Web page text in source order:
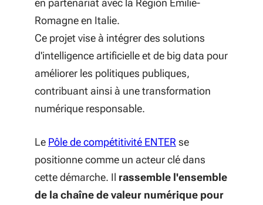
en partenariat avec la Région Émilie-
Romagne en Italie.
Ce projet vise à intégrer des solutions
d'intelligence artificielle et de big data pour
améliorer les politiques publiques,
contribuant ainsi à une transformation
numérique responsable.
Le Pôle de compétitivité ENTER se
positionne comme un acteur clé dans
cette démarche. Il rassemble l'ensemble
de la chaîne de valeur numérique pour